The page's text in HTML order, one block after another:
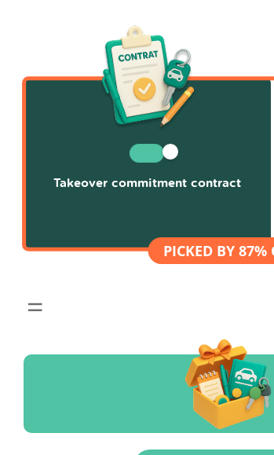
Takeover commitment contract